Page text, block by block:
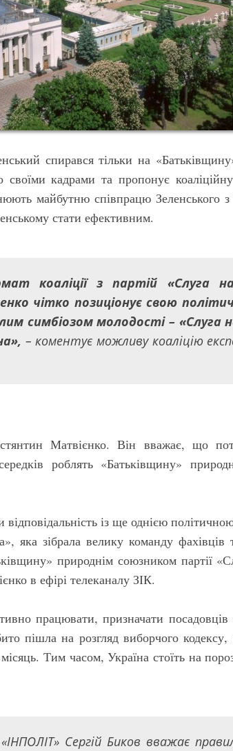
спирався тільки на
кадрами та пропонує
майбутню співпрацю Зеленського
стати ефективним.
коаліції з партій «Слуга
чітко позиціонує свою
симбіозом молодості – «Слуга
– коментує можливу коаліцію
Матвієнко. Він вважає, що
роблять «Батьківщину»
відповідальність із ще однією
яка зібрала велику команду
природнім союзником партії
в ефірі телеканалу ЗІК.
працювати, призначати посадовців
пішла на розгляд виборчого кодексу,
Тим часом, Україна стоїть на
Сергій Биков вважає